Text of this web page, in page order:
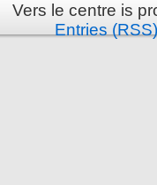
Vers le centre is
Entries (RSS)